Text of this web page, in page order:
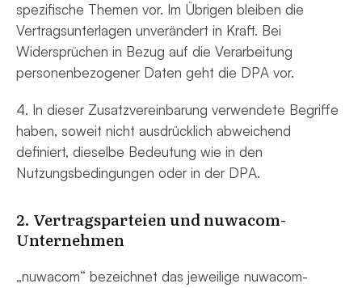
spezifische Themen vor. Im Übrigen bleiben die
Vertragsunterlagen unverändert in Kraft. Bei
Widersprüchen in Bezug auf die Verarbeitung
personenbezogener Daten geht die DPA vor.
4. In dieser Zusatzvereinbarung verwendete Begriffe
haben, soweit nicht ausdrücklich abweichend
definiert, dieselbe Bedeutung wie in den
Nutzungsbedingungen oder in der DPA.
2. Vertragsparteien und nuwacom-
Unternehmen
„nuwacom“ bezeichnet das jeweilige nuwacom-